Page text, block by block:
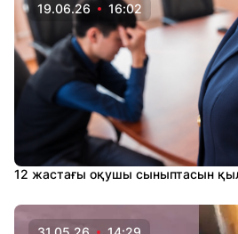
19.06.26 16:02
12 жастағы оқушы сыныптасын